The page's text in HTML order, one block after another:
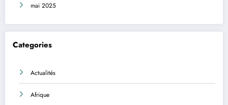
mai 2025
Categories
Actualités
Afrique